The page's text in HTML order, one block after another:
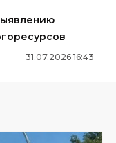
31.07.2026 16:43